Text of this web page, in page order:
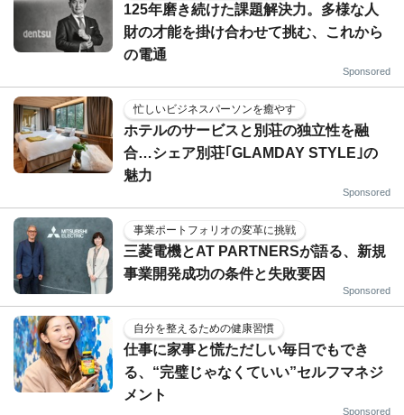
125年磨き続けた課題解決力。多様な人
財の才能を掛け合わせて挑む、これから
の電通
Sponsored
忙しいビジネスパーソンを癒やす
ホテルのサービスと別荘の独立性を融
合…シェア別荘｢GLAMDAY STYLE｣の
魅力
Sponsored
事業ポートフォリオの変革に挑戦
三菱電機とAT PARTNERSが語る、新規
事業開発成功の条件と失敗要因
Sponsored
自分を整えるための健康習慣
仕事に家事と慌ただしい毎日でもでき
る、“完璧じゃなくていい”セルフマネジ
メント
Sponsored